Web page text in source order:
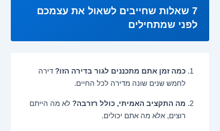
7 שאלות שחייבים לשאול את עצמכם
לפני שמתחילים
כמה זמן אתם מתכננים לגור בדירה הזו? דירה
לחמש שנים שונה מדירה לכל החיים.
מה התקציב האמיתי, כולל רזרבה? לא מה הייתם
רוצים, אלא מה אתם יכולים.